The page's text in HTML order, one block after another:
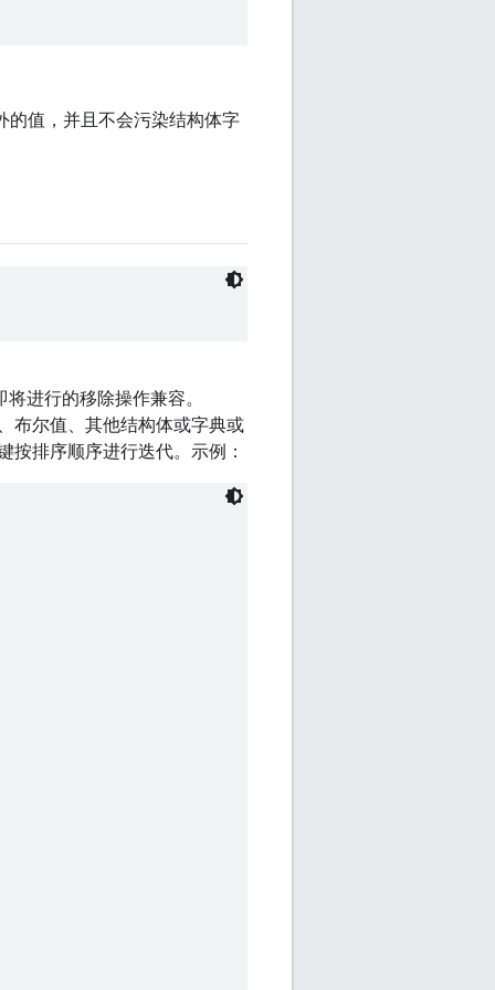
的值，并且不会污染结构体字
进行的移除操作兼容。
布尔值、其他结构体或字典或
排序顺序进行迭代。示例：